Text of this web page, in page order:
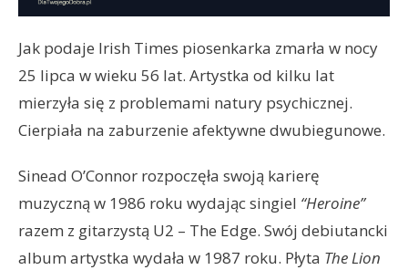
Jak podaje Irish Times piosenkarka zmarła w nocy
25 lipca w wieku 56 lat. Artystka od kilku lat
mierzyła się z problemami natury psychicznej.
Cierpiała na zaburzenie afektywne dwubiegunowe.
Sinead O’Connor rozpoczęła swoją karierę
muzyczną w 1986 roku wydając singiel “Heroine”
razem z gitarzystą U2 – The Edge. Swój debiutancki
album artystka wydała w 1987 roku. Płyta The Lion